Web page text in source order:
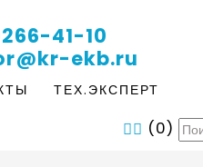
41-10
ekb.ru
ТЕХ.ЭКСПЕРТ
(0)